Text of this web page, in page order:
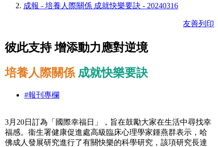
成報 - 培養人際關係 成就快樂要訣 - 20240316
友善列印
彼此支持 增添動力應對逆境
培養人際關係 成就快樂要訣
#報刊專欄
3月20日訂為「國際幸福日」，旨在鼓勵大家在生活中尋找幸
福感。衞生署健康促進處高級臨床心理學家鍾燕群表示，哈
佛成人發展研究進行了有關快樂的科學研究，該項研究長達